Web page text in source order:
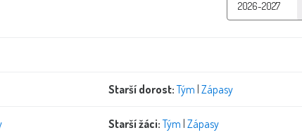
Starší dorost: Tým | Zápasy
Starší žáci: Tým | Zápasy